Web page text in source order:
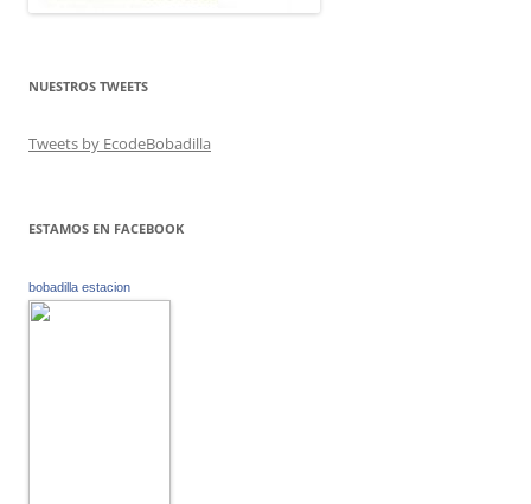
NUESTROS TWEETS
Tweets by EcodeBobadilla
ESTAMOS EN FACEBOOK
bobadilla estacion